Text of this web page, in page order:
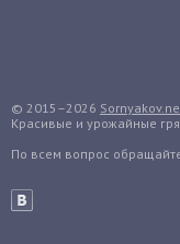
Гранат
Грядки
Гуава
© 2015–2026
Красивые и урожайные
По всем вопрос